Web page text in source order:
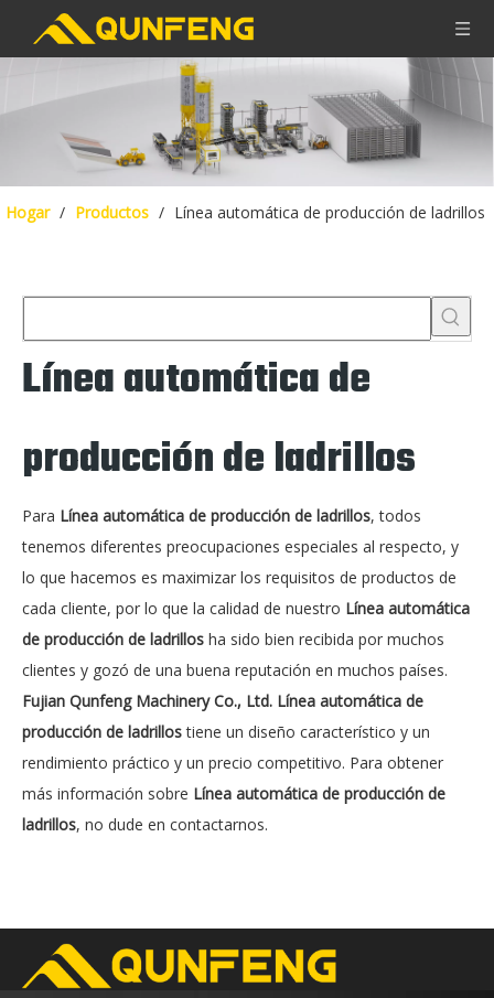
Hogar / Productos / Línea automática de producción de ladrillos
Línea automática de
producción de ladrillos
Para Línea automática de producción de ladrillos, todos
tenemos diferentes preocupaciones especiales al respecto, y
lo que hacemos es maximizar los requisitos de productos de
cada cliente, por lo que la calidad de nuestro Línea automática
de producción de ladrillos ha sido bien recibida por muchos
clientes y gozó de una buena reputación en muchos países.
Fujian Qunfeng Machinery Co., Ltd. Línea automática de
producción de ladrillostiene un diseño característico y un
rendimiento práctico y un precio competitivo. Para obtener
más información sobre Línea automática de producción de
ladrillos, no dude en contactarnos.